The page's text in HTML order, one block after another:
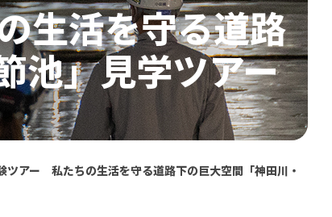
生活を守る道路
池」見学ツアー
ツアー 私たちの生活を守る道路下の巨大空間「神田川・